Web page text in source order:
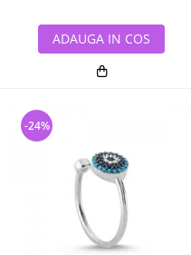
ADAUGA IN COS
-24%